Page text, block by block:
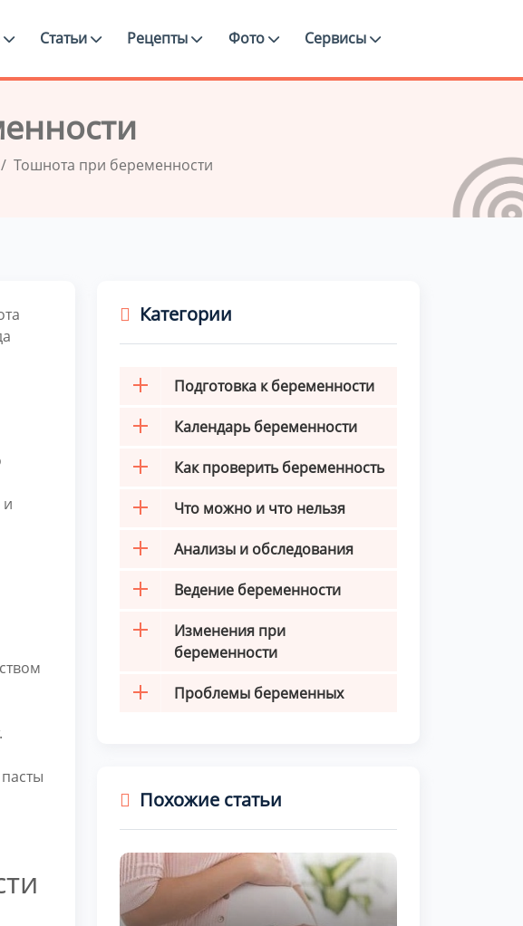
Статьи Рецепты Фото Сервисы
Тошнота при беременности
и
Категории
Подготовка к беременности
Календарь беременности
Как проверить беременность
Что можно и что нельзя
Анализы и обследования
Ведение беременности
Изменения при
беременности
Проблемы беременных
Похожие статьи